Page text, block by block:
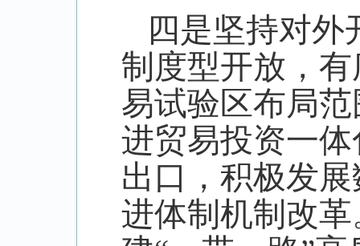
四是坚持对外
制度型开放，
易试验区布局
进贸易投资一
出口，积极发
进体制机制改